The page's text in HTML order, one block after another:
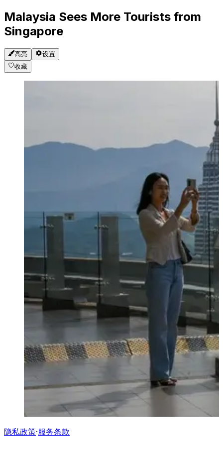
Malaysia Sees More Tourists from
Singapore
高亮
设置
收藏
隐私政策·服务条款